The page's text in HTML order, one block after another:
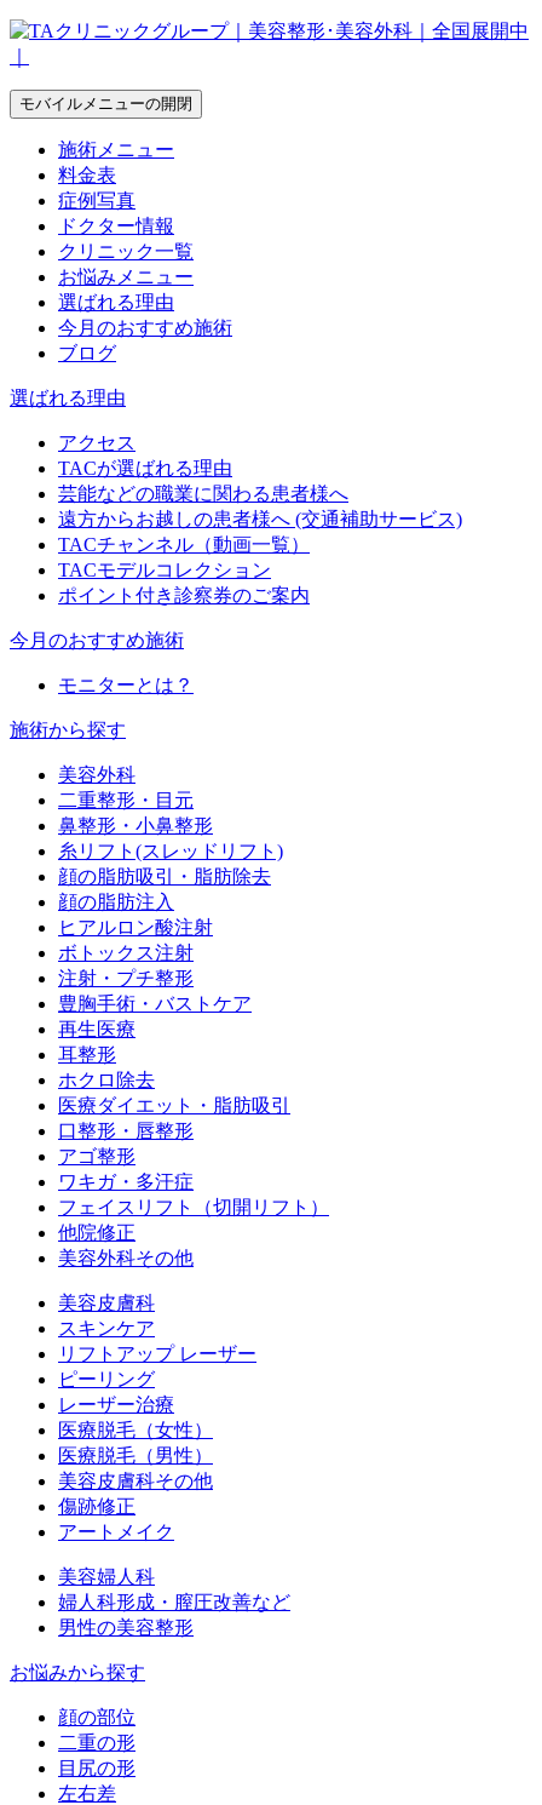
モバイルメニューの開閉
施術メニュー
料金表
症例写真
ドクター情報
クリニック一覧
お悩みメニュー
選ばれる理由
今月のおすすめ施術
ブログ
選ばれる理由
アクセス
TACが選ばれる理由
芸能などの職業に関わる患者様へ
遠方からお越しの患者様へ (交通補助サービス)
TACチャンネル（動画一覧）
TACモデルコレクション
ポイント付き診察券のご案内
今月のおすすめ施術
モニターとは？
施術から探す
美容外科
二重整形・目元
鼻整形・小鼻整形
糸リフト(スレッドリフト)
顔の脂肪吸引・脂肪除去
顔の脂肪注入
ヒアルロン酸注射
ボトックス注射
注射・プチ整形
豊胸手術・バストケア
再生医療
耳整形
ホクロ除去
医療ダイエット・脂肪吸引
口整形・唇整形
アゴ整形
ワキガ・多汗症
フェイスリフト（切開リフト）
他院修正
美容外科その他
美容皮膚科
スキンケア
リフトアップ レーザー
ピーリング
レーザー治療
医療脱毛（女性）
医療脱毛（男性）
美容皮膚科その他
傷跡修正
アートメイク
美容婦人科
婦人科形成・膣圧改善など
男性の美容整形
お悩みから探す
顔の部位
二重の形
目尻の形
左右差